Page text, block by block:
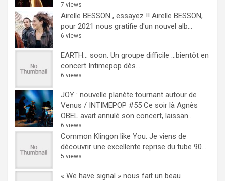
7 views
Airelle BESSON , essayez !! Airelle BESSON,
pour 2021 nous gratifie d'un nouvel alb...
6 views
EARTH… soon. Un groupe difficile ...bientôt en
concert Intimepop dès...
6 views
JOY : nouvelle planète tournant autour de
Venus / INTIMEPOP #55 Ce soir là Agnès
OBEL avait annulé son concert, laissan...
6 views
Common Klingon like You. Je viens de
découvrir une excellente reprise du tube 90...
5 views
« We have signal » nous fait un beau